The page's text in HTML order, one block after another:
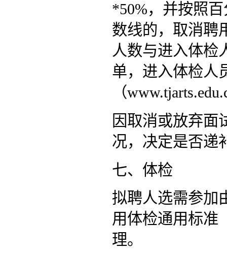
*50%，并按照
数线的，取消聘
人数与进入体检
单，进入体检人
（
因取消或放弃面
况，决定是否递
七、体检
拟聘人选需参加
用体检通用标准
理。